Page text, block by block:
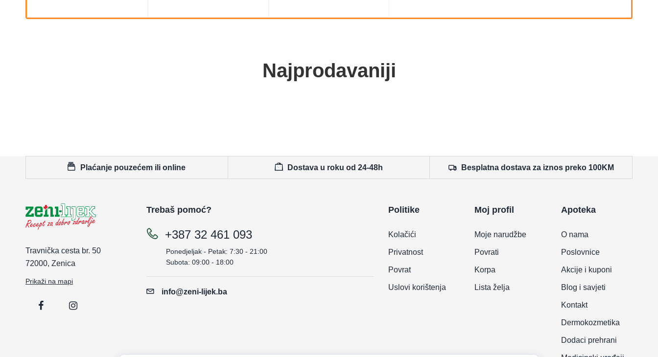
Najprodavaniji
Plaćanje pouzećem ili online Dostava u roku od 24-48h Besplatna dostava za iznos preko 100KM
Travnička cesta br. 50
72000, Zenica
Prikaži na mapi
Trebaš pomoć?
+387 32 461 093
Ponedjeljak - Petak: 7:30 - 21:00
Subota: 09:00 - 18:00
info@zeni-lijek.ba
Politike
Kolačići
Privatnost
Povrat
Uslovi korištenja
Moj profil
Moje narudžbe
Povrati
Korpa
Lista želja
Apoteka
O nama
Poslovnice
Akcije i kuponi
Blog i savjeti
Kontakt
Dermokozmetika
Dodaci prehrani